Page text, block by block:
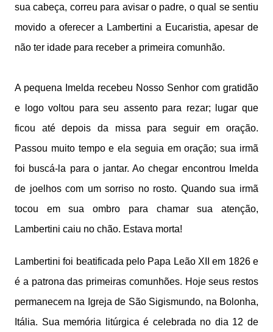
sua cabeça, correu para avisar o padre, o qual se sentiu
movido a oferecer a Lambertini a Eucaristia, apesar de
não ter idade para receber a primeira comunhão.
A pequena Imelda recebeu Nosso Senhor com gratidão
e logo voltou para seu assento para rezar; lugar que
ficou até depois da missa para seguir em oração.
Passou muito tempo e ela seguia em oração; sua irmã
foi buscá-la para o jantar. Ao chegar encontrou Imelda
de joelhos com um sorriso no rosto. Quando sua irmã
tocou em sua ombro para chamar sua atenção,
Lambertini caiu no chão. Estava morta!
Lambertini foi beatificada pelo Papa Leão XII em 1826 e
é a patrona das primeiras comunhões. Hoje seus restos
permanecem na Igreja de São Sigismundo, na Bolonha,
Itália. Sua memória litúrgica é celebrada no dia 12 de